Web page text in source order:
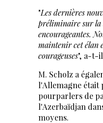
"Les dernières
préliminaire sur la
encourageantes.
maintenir cet élan
courageuses", a-t-
M. Scholz a
l'Allemagne était
pourparlers de
l'Azerbaïdjan
moyens.